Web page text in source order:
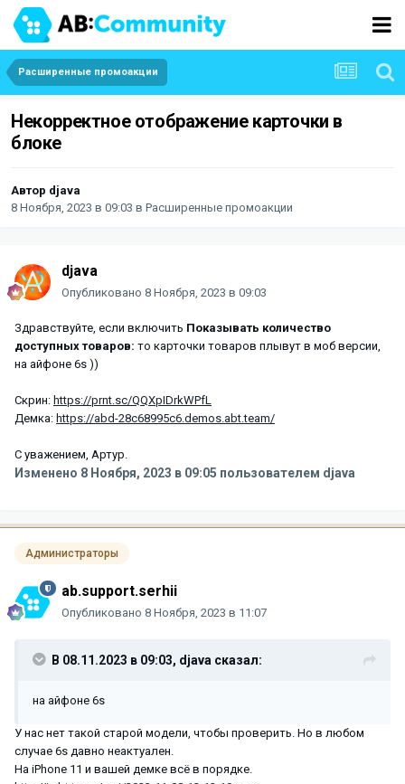
Расширенные промоакции
Некорректное отображение карточки в
блоке
Автор djava
8 Ноября, 2023 в 09:03 в Расширенные промоакции
djava
Опубликовано 8 Ноября, 2023 в 09:03
Здравствуйте, если включить Показывать количество
доступных товаров: то карточки товаров плывут в моб версии,
на айфоне 6s ))
Скрин: https://prnt.sc/QQXpIDrkWPfL
Демка: https://abd-28c68995c6.demos.abt.team/
С уважением, Артур.
Изменено 8 Ноября, 2023 в 09:05 пользователем djava
Администраторы
ab.support.serhii
Опубликовано 8 Ноября, 2023 в 11:07
В 08.11.2023 в 09:03, djava сказал:
на айфоне 6s
У нас нет такой старой модели, чтобы проверить. Но в любом
случае 6s давно неактуален.
На iPhone 11 и вашей демке всё в порядке.